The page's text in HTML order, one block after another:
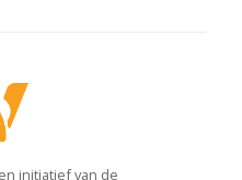
initiatief van de